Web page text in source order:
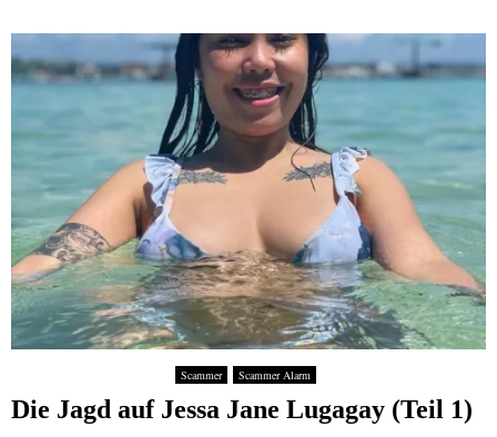
Scammer Scammer Alarm
Die Jagd auf Jessa Jane Lugagay (Teil 1)